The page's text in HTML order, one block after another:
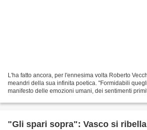
L'ha fatto ancora, per l'ennesima volta Roberto
meandri della sua infinita poetica. "Formidabili
manifesto delle emozioni umani, dei sentimenti
"Gli spari sopra": Vasco si